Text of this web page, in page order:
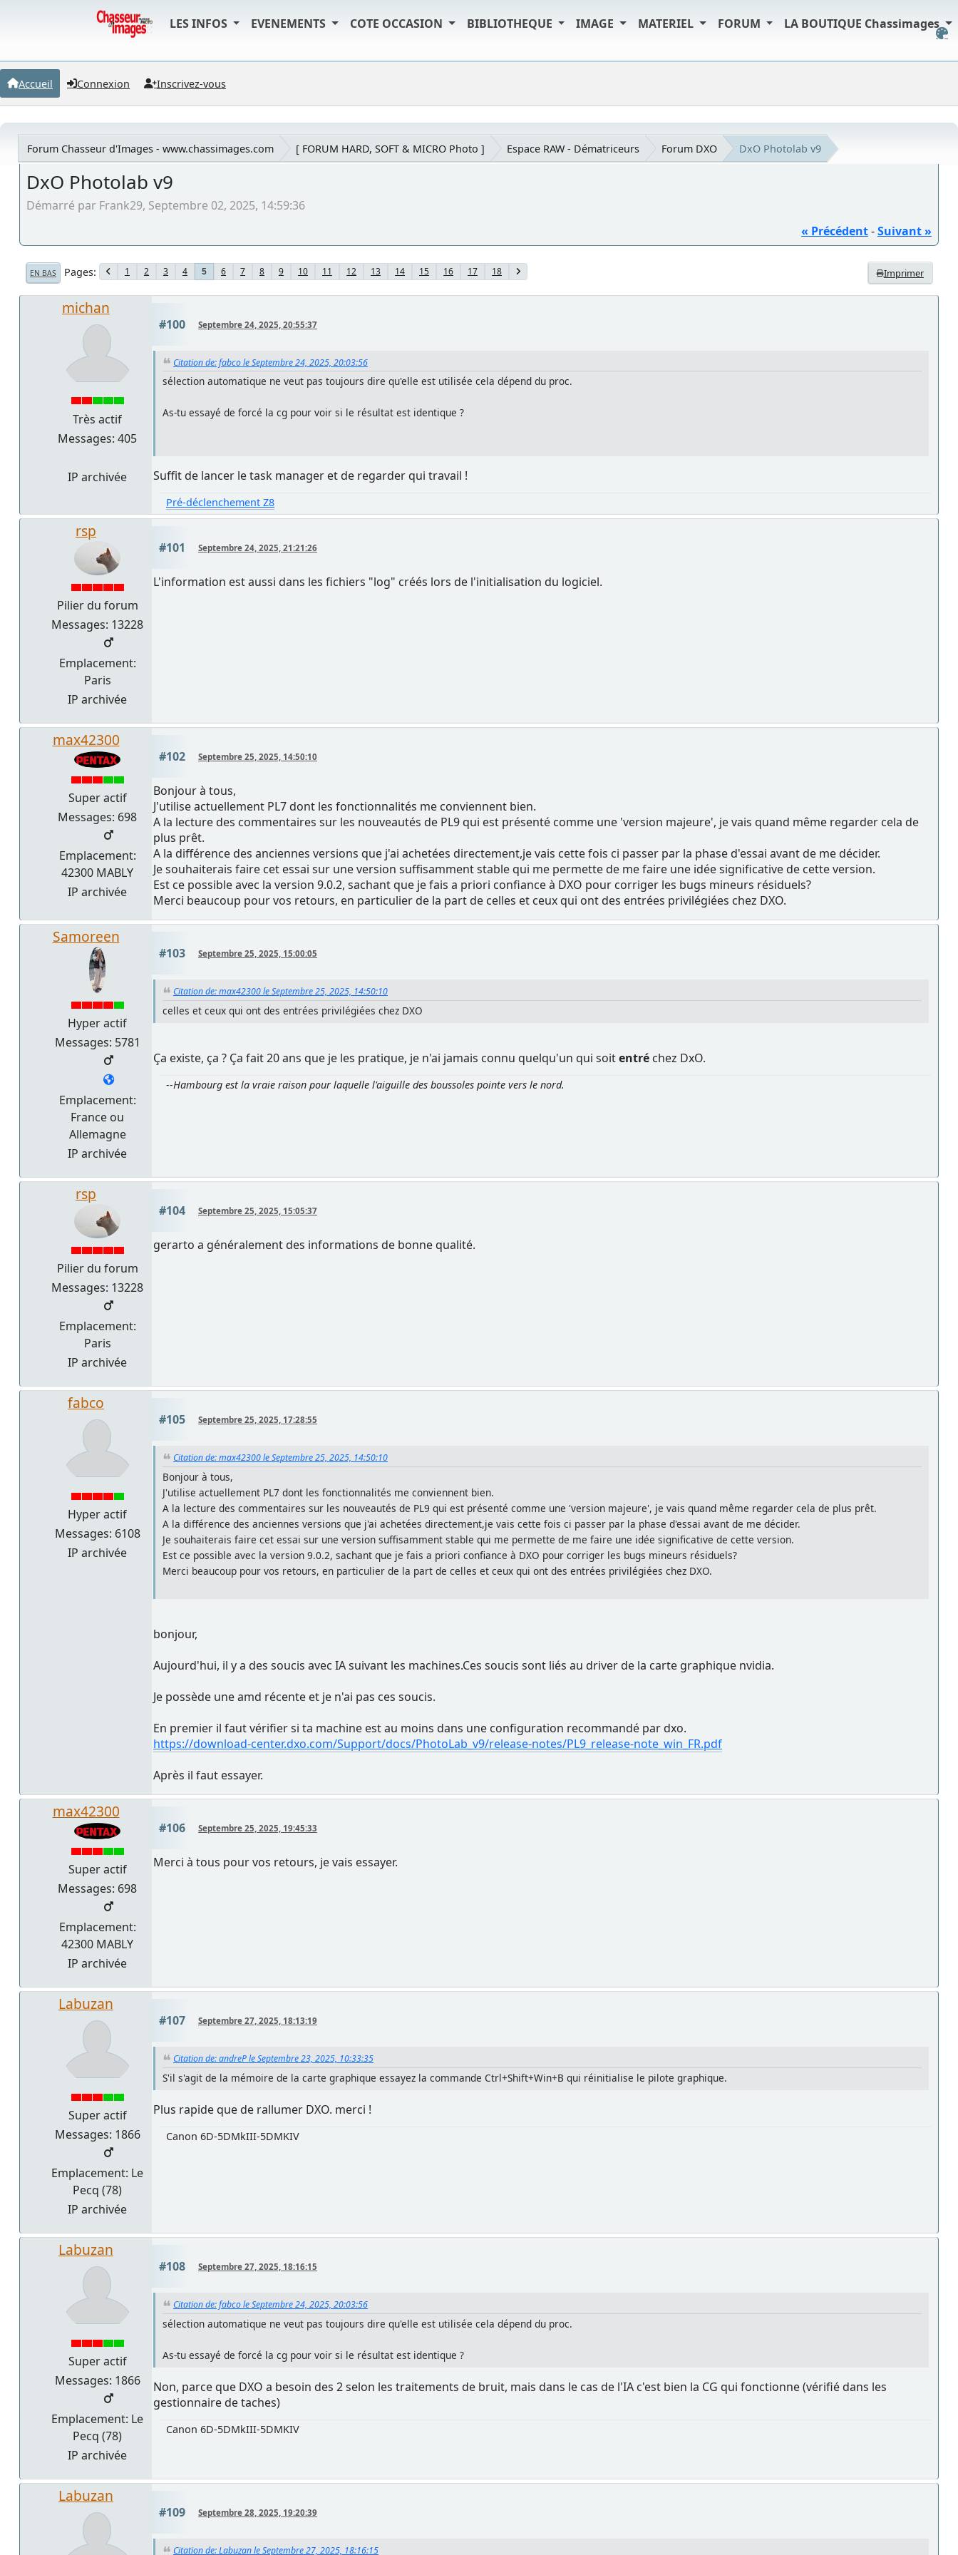
LES INFOS EVENEMENTS COTE OCCASION BIBLIOTHEQUE IMAGE MATERIEL FORUM LA BOUTIQUE Chassimages
Accueil Connexion Inscrivez-vous
Forum Chasseur d'Images - www.chassimages.com [ FORUM HARD, SOFT & MICRO Photo ] Espace RAW - Dématriceurs Forum DXO DxO Photolab v9
DxO Photolab v9
Démarré par Frank29, Septembre 02, 2025, 14:59:36
« Précédent-Suivant »
Imprimer
EN BAS Pages 1 2 3 4 5 6 7 8 9 10 11 12 13 14 15 16 17 18
michan
Très actif
Messages: 405
IP archivée
#100 Septembre 24, 2025, 20:55:37
Citation de: fabco le Septembre 24, 2025, 20:03:56
sélection automatique ne veut pas toujours dire qu'elle est utilisée cela dépend du proc.
As-tu essayé de forcé la cg pour voir si le résultat est identique ?
Suffit de lancer le task manager et de regarder qui travail !
Pré-déclenchement Z8
rsp
Pilier du forum
Messages: 13228
Emplacement:
Paris
IP archivée
#101 Septembre 24, 2025, 21:21:26
L'information est aussi dans les fichiers "log" créés lors de l'initialisation du logiciel.
max42300
Super actif
Messages: 698
Emplacement:
42300 MABLY
IP archivée
#102 Septembre 25, 2025, 14:50:10
Bonjour à tous,
J'utilise actuellement PL7 dont les fonctionnalités me conviennent bien.
A la lecture des commentaires sur les nouveautés de PL9 qui est présenté comme une 'version majeure', je vais quand même regarder cela de
plus prêt.
A la différence des anciennes versions que j'ai achetées directement,je vais cette fois ci passer par la phase d'essai avant de me décider.
Je souhaiterais faire cet essai sur une version suffisamment stable qui me permette de me faire une idée significative de cette version.
Est ce possible avec la version 9.0.2, sachant que je fais a priori confiance à DXO pour corriger les bugs mineurs résiduels?
Merci beaucoup pour vos retours, en particulier de la part de celles et ceux qui ont des entrées privilégiées chez DXO.
Samoreen
Hyper actif
Messages: 5781
Emplacement:
France ou
Allemagne
IP archivée
#103 Septembre 25, 2025, 15:00:05
Citation de: max42300 le Septembre 25, 2025, 14:50:10
celles et ceux qui ont des entrées privilégiées chez DXO
Ça existe, ça ? Ça fait 20 ans que je les pratique, je n'ai jamais connu quelqu'un qui soitentré chez DxO.
--Hambourg est la vraie raison pour laquelle l'aiguille des boussoles pointe vers le nord.
rsp
Pilier du forum
Messages: 13228
Emplacement:
Paris
IP archivée
#104 Septembre 25, 2025, 15:05:37
gerarto a généralement des informations de bonne qualité.
fabco
Hyper actif
Messages: 6108
IP archivée
#105 Septembre 25, 2025, 17:28:55
Citation de: max42300 le Septembre 25, 2025, 14:50:10
Bonjour à tous,
J'utilise actuellement PL7 dont les fonctionnalités me conviennent bien.
A la lecture des commentaires sur les nouveautés de PL9 qui est présenté comme une 'version majeure', je vais quand même regarder cela de plus prêt.
A la différence des anciennes versions que j'ai achetées directement,je vais cette fois ci passer par la phase d'essai avant de me décider.
Je souhaiterais faire cet essai sur une version suffisamment stable qui me permette de me faire une idée significative de cette version.
Est ce possible avec la version 9.0.2, sachant que je fais a priori confiance à DXO pour corriger les bugs mineurs résiduels?
Merci beaucoup pour vos retours, en particulier de la part de celles et ceux qui ont des entrées privilégiées chez DXO.
bonjour,
Aujourd'hui, il y a des soucis avec IA suivant les machines.Ces soucis sont liés au driver de la carte graphique nvidia.
Je possède une amd récente et je n'ai pas ces soucis.
En premier il faut vérifier si ta machine est au moins dans une configuration recommandé par dxo.
https://download-center.dxo.com/Support/docs/PhotoLab_v9/release-notes/PL9_release-note_win_FR.pdf
Après il faut essayer.
max42300
Super actif
Messages: 698
Emplacement:
42300 MABLY
IP archivée
#106 Septembre 25, 2025, 19:45:33
Merci à tous pour vos retours, je vais essayer.
Labuzan
Super actif
Messages: 1866
Emplacement: Le
Pecq (78)
IP archivée
#107 Septembre 27, 2025, 18:13:19
Citation de: andreP le Septembre 23, 2025, 10:33:35
S'il s'agit de la mémoire de la carte graphique essayez la commande Ctrl+Shift+Win+B qui réinitialise le pilote graphique.
Plus rapide que de rallumer DXO. merci !
Canon 6D-5DMkIII-5DMKIV
Labuzan
Super actif
Messages: 1866
Emplacement: Le
Pecq (78)
IP archivée
#108 Septembre 27, 2025, 18:16:15
Citation de: fabco le Septembre 24, 2025, 20:03:56
sélection automatique ne veut pas toujours dire qu'elle est utilisée cela dépend du proc.
As-tu essayé de forcé la cg pour voir si le résultat est identique ?
Non, parce que DXO a besoin des 2 selon les traitements de bruit, mais dans le cas de l'IA c'est bien la CG qui fonctionne (vérifié dans les
gestionnaire de taches)
Canon 6D-5DMkIII-5DMKIV
Labuzan
#109 Septembre 28, 2025, 19:20:39
Citation de: Labuzan le Septembre 27, 2025, 18:16:15